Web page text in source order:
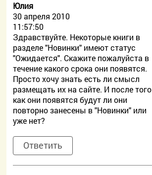
Юлия
30 апреля 2010
11:57:50
Здравствуйте. Некоторые книги в
разделе "Новинки" имеют статус
"Ожидается". Скажите пожалуйста в
течение какого срока они появятся.
Просто хочу знать есть ли смысл
размещать их на сайте. И после того
как они появятся будут ли они
повторно занесены в "Новинки" или
уже нет?
Ответить